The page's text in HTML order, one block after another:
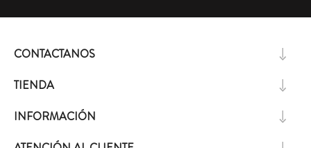
CONTACTANOS
TIENDA
INFORMACIÓN